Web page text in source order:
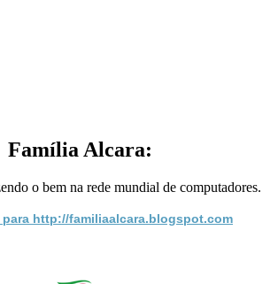
Família Alcara:
o bem na rede mundial de computadores.
http://familiaalcara.blogspot.com